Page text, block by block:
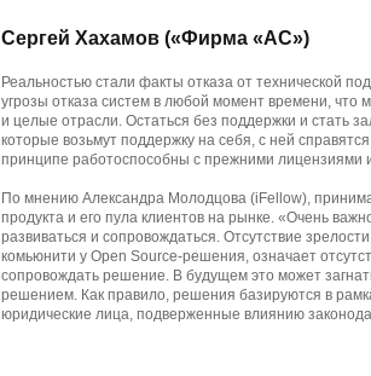
Сергей Хахамов («Фирма «АС»)
Реальностью стали факты отказа от технической
угрозы отказа систем в любой момент времени, что
и целые отрасли. Остаться без поддержки и стать
которые возьмут поддержку на себя, с ней
принципе работоспособны с прежними лицензиями
По мнению Александра Молодцова (iFellow),
продукта и его пула клиентов на рынке. «Очень
развиваться и сопровождаться. Отсутствие
комьюнити у Open Source-решения, означает
сопровождать решение. В будущем это может
решением. Как правило, решения базируются в
юридические лица, подверженные влиянию